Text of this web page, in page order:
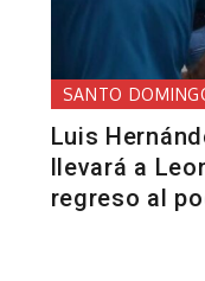
SANTO
Luis
llevará a
regreso al